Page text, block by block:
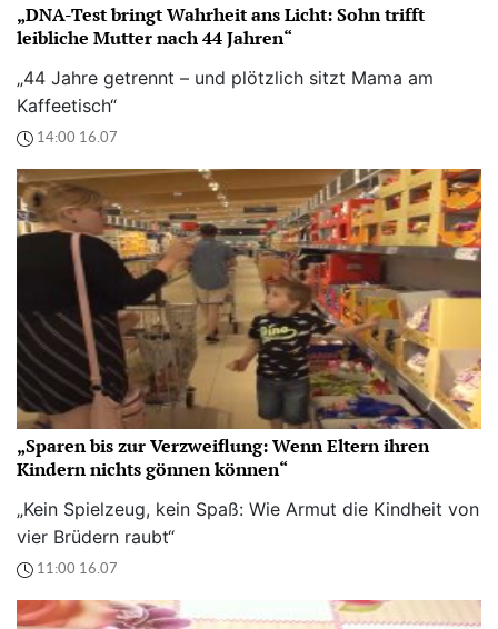
„DNA-Test bringt Wahrheit ans Licht: Sohn trifft
leibliche Mutter nach 44 Jahren“
„44 Jahre getrennt – und plötzlich sitzt Mama am
Kaffeetisch“
14:00 16.07
„Sparen bis zur Verzweiflung: Wenn Eltern ihren
Kindern nichts gönnen können“
„Kein Spielzeug, kein Spaß: Wie Armut die Kindheit von
vier Brüdern raubt“
11:00 16.07